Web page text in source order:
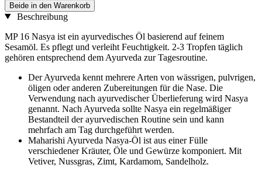
Beide in den Warenkorb
Beschreibung
MP 16 Nasya ist ein ayurvedisches Öl basierend auf feinem
Sesamöl. Es pflegt und verleiht Feuchtigkeit. 2-3 Tropfen täglich
gehören entsprechend dem Ayurveda zur Tagesroutine.
Der Ayurveda kennt mehrere Arten von wässrigen, pulvrigen,
öligen oder anderen Zubereitungen für die Nase. Die
Verwendung nach ayurvedischer Überlieferung wird Nasya
genannt. Nach Ayurveda sollte Nasya ein regelmäßiger
Bestandteil der ayurvedischen Routine sein und kann
mehrfach am Tag durchgeführt werden.
Maharishi Ayurveda Nasya-Öl ist aus einer Fülle
verschiedener Kräuter, Öle und Gewürze komponiert. Mit
Vetiver, Nussgras, Zimt, Kardamom, Sandelholz.